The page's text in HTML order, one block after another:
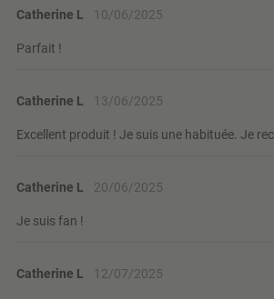
Catherine L 10/06/2025
Parfait !
Catherine L 13/06/2025
Excellent produit ! Je suis une habituée. Je
Catherine L 20/06/2025
Je suis fan !
Catherine L 12/07/2025